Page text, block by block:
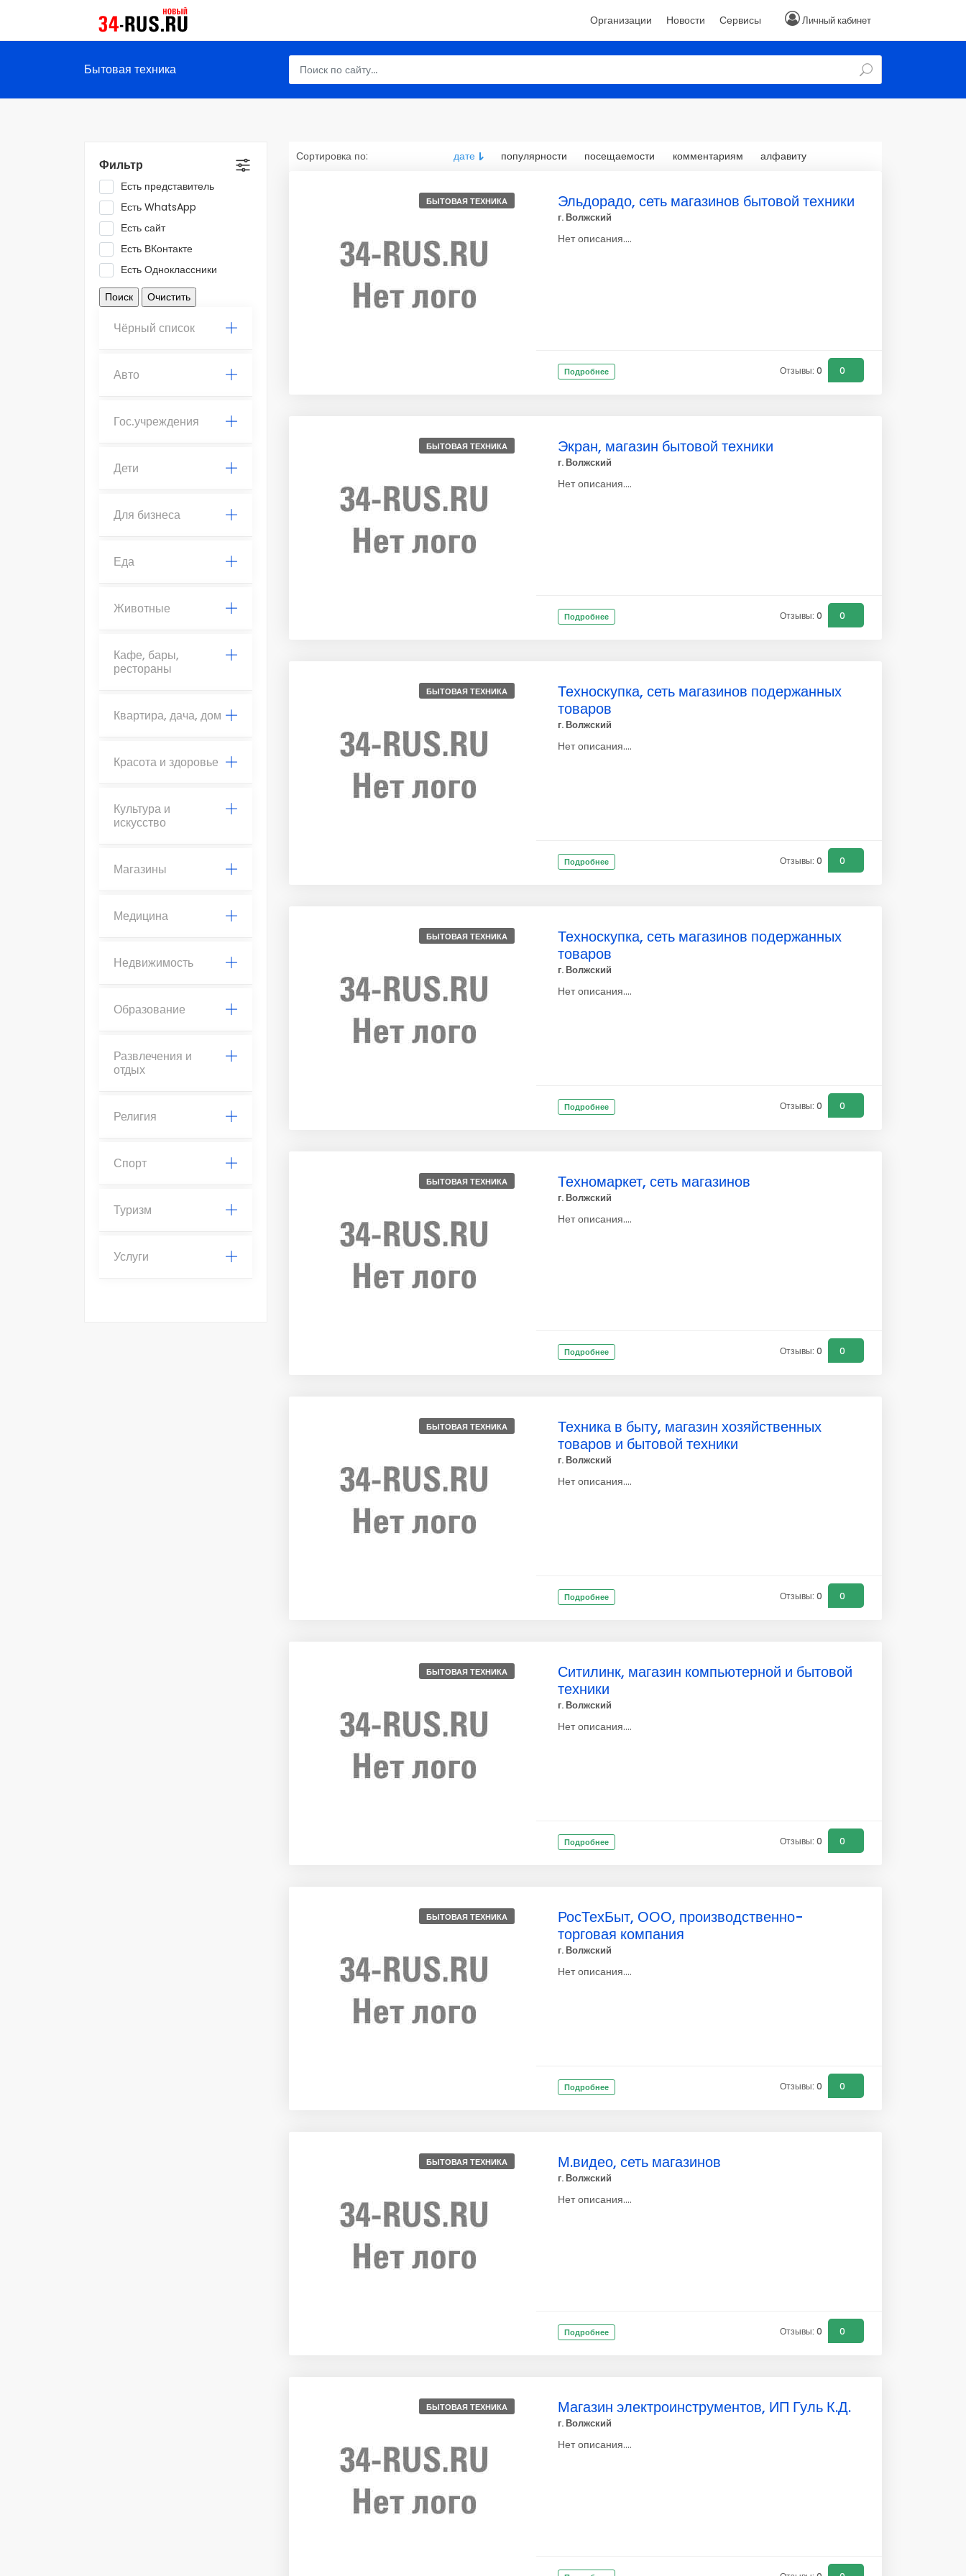
Личный кабинет
Организации Новости Сервисы
Бытовая техника
Фильтр
Есть представитель
Есть WhatsApp
Есть сайт
Есть ВКонтакте
Есть Одноклассники
Чёрный список
Авто
Гос.учреждения
Дети
Для бизнеса
Еда
Животные
Кафе, бары,
рестораны
Квартира, дача, дом
Красота и здоровье
Культура и
искусство
Магазины
Медицина
Недвижимость
Образование
Развлечения и
отдых
Религия
Спорт
Туризм
Услуги
Сортировка по: дате популярности посещаемости комментариям алфавиту
БЫТОВАЯ ТЕХНИКА Эльдорадо, сеть магазинов бытовой техники
г. Волжский
Нет описания....
Подробнее Отзывы: 0 0
БЫТОВАЯ ТЕХНИКА Экран, магазин бытовой техники
г. Волжский
Нет описания....
Подробнее Отзывы: 0 0
БЫТОВАЯ ТЕХНИКА
Техноскупка, сеть магазинов подержанных
товаров
г. Волжский
Нет описания....
Подробнее Отзывы: 0 0
БЫТОВАЯ ТЕХНИКА
Техноскупка, сеть магазинов подержанных
товаров
г. Волжский
Нет описания....
Подробнее Отзывы: 0 0
БЫТОВАЯ ТЕХНИКА Техномаркет, сеть магазинов
г. Волжский
Нет описания....
Подробнее Отзывы: 0 0
БЫТОВАЯ ТЕХНИКА
Техника в быту, магазин хозяйственных
товаров и бытовой техники
г. Волжский
Нет описания....
Подробнее Отзывы: 0 0
БЫТОВАЯ ТЕХНИКА
Ситилинк, магазин компьютерной и бытовой
техники
г. Волжский
Нет описания....
Подробнее Отзывы: 0 0
БЫТОВАЯ ТЕХНИКА
РосТехБыт, ООО, производственно-
торговая компания
г. Волжский
Нет описания....
Подробнее Отзывы: 0 0
БЫТОВАЯ ТЕХНИКА М.видео, сеть магазинов
г. Волжский
Нет описания....
Подробнее Отзывы: 0 0
БЫТОВАЯ ТЕХНИКА Магазин электроинструментов, ИП Гуль К.Д.
г. Волжский
Нет описания....